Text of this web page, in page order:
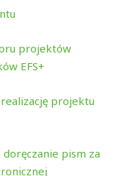
projektów
EFS+
projektu
pism za